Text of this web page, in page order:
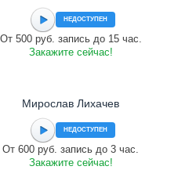
НЕДОСТУПЕН
От 500 руб. запись до 15 час.
Закажите сейчас!
Мирослав Лихачев
НЕДОСТУПЕН
От 600 руб. запись до 3 час.
Закажите сейчас!